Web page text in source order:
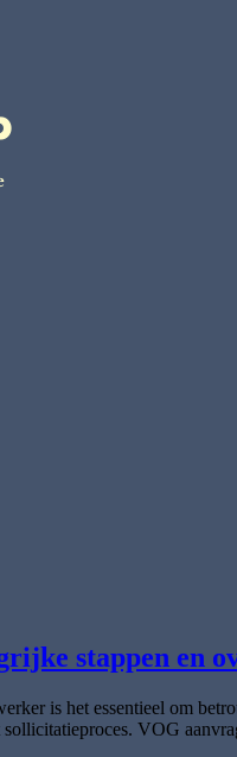
stappen en
is het essentieel om
VOG